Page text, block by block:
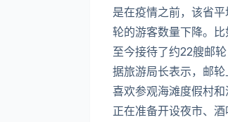
是在疫情之前，该省
轮的游客数量下降。
至今接待了约22艘邮
据旅游局长表示，邮
喜欢参观海滩度假村
正在准备开设夜市、酒